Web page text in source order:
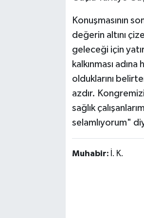
​Konuşmasının
değerin altını
geleceği için
kalkınması
olduklarını
azdır.
sağlık
selamlıyorum"
Muhabir: İ. K.